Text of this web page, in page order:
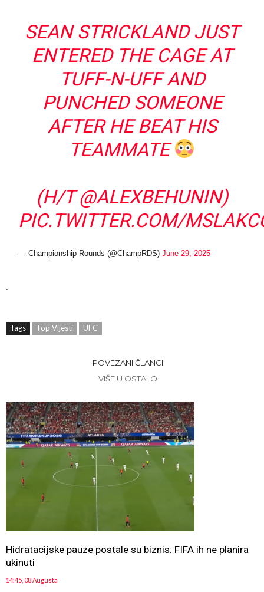
SEAN STRICKLAND JUST
ENTERED THE CAGE AT
TUFF-N-UFF AND
PUNCHED SOMEONE
AFTER HE BEAT HIS
TEAMMATE
(H/T@ALEXBEHUNIN)
PIC.TWITTER.COM/
— Championship Rounds (@ChampRDS)June 29, 2025
.
Tags Top Vijesti UFC
POVEZANI ČLANCI
VIŠE U OSTALO
Hidratacijske pauze postale su biznis: FIFA ih ne planira
ukinuti
14:45, 08 Augusta